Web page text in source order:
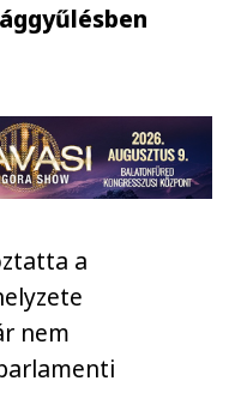
a
nem